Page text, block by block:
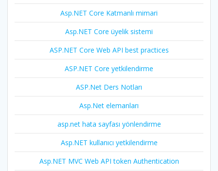
Asp.NET Core Katmanlı mimari
Asp.NET Core üyelik sistemi
ASP.NET Core Web API best practices
ASP.NET Core yetkilendirme
ASP.Net Ders Notları
Asp.Net elemanları
asp.net hata sayfası yönlendirme
Asp.NET kullanıcı yetkilendirme
Asp.NET MVC Web API token Authentication